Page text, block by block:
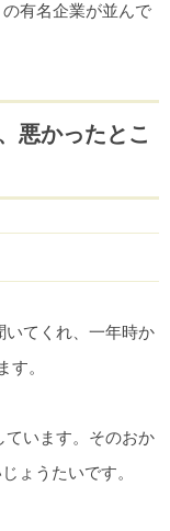
有名企業が並んで
悪かったとこ
てくれ、一年時か
す。
います。そのおか
ょうたいです。